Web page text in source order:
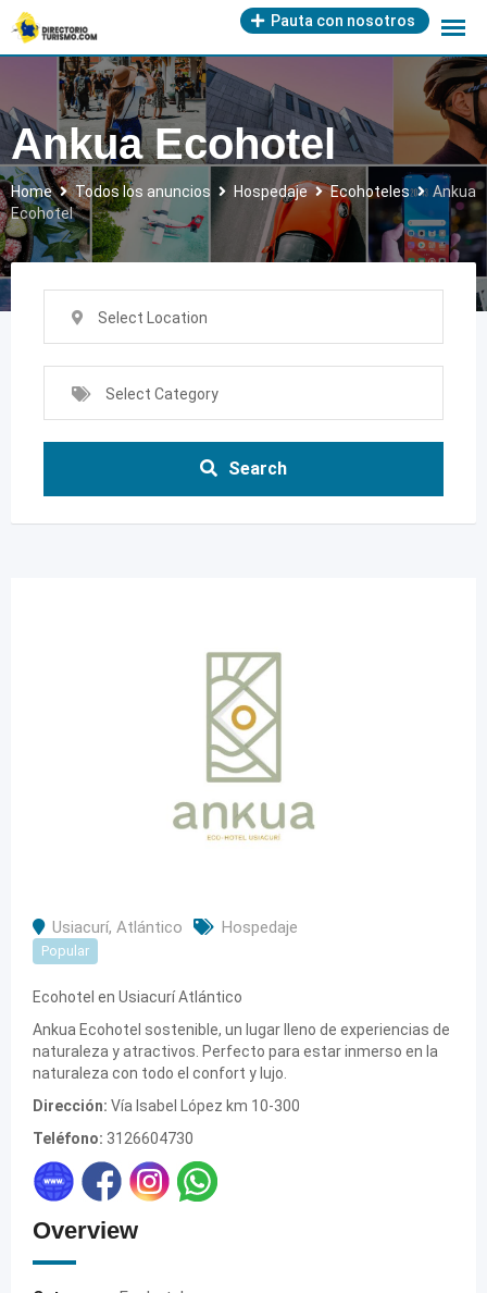
Skip
to
content
Pauta con nosotros
Ankua Ecohotel
Home Todos los anuncios Hospedaje Ecohoteles
Ankua
Ecohotel
Select Location
Select Category
Search
Usiacurí, Atlántico Hospedaje
Popular
Ecohotel en Usiacurí Atlántico
Ankua Ecohotel sostenible, un lugar lleno de experiencias de
naturaleza y atractivos. Perfecto para estar inmerso en la
naturaleza con todo el confort y lujo.
Dirección: Vía Isabel López km 10-300
Teléfono: 3126604730
Overview